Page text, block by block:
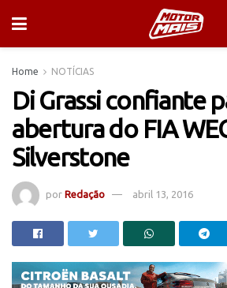
Home NOTÍCIAS
Di Grassi confiante
abertura do FIA
Silverstone
por Redação abril 13, 2016